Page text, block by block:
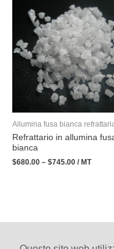
Allumina fusa bianca
Refrattario in allumina
bianca​
$680.00 – $745.00 / MT